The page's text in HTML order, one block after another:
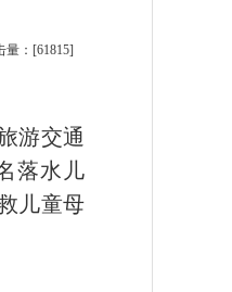
量：[61815]
游交通
落水儿
儿童母